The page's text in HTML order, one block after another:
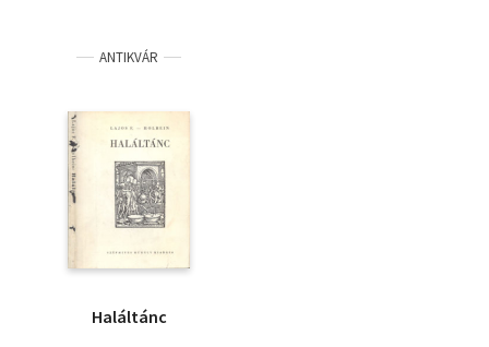
ANTIKVÁR
Haláltánc